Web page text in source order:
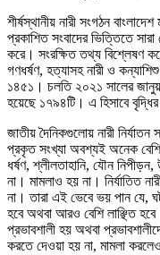
শীর্ষস্থানীয় নারী সংগঠন
প্রকাশিত সংবাদের ভিত্তিতে
করে। সংরক্ষিত তথ্য বিশ্লেষণ
গণধর্ষণ, হত্যাসহ নারী ও
১৪৫১। চলতি ২০২১ সালের
হয়েছে ১৭৯৪টি। এ হিসাবে
জাতীয় দৈনিকগুলোয় নারী
প্রকৃত সংখ্যা অবশ্যই অনেক
ধর্ষণ, শ্লীলতাহানি, যৌন
না। মামলাও হয় না। নির্যাতিত
না। তারা এই ভেবে ভয় পান যে,
হবে অথবা আরও বেশি লাঞ্ছিত
প্রভাবশালী হয় অথবা
করতে দেওয়া হয় না, মামলা